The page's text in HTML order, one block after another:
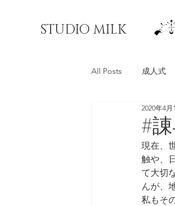
STUDIO MILK
All Posts 成人式
料理写真 マ
#
2020年4月
現在、
触や、
て大切
んが、
私もそ